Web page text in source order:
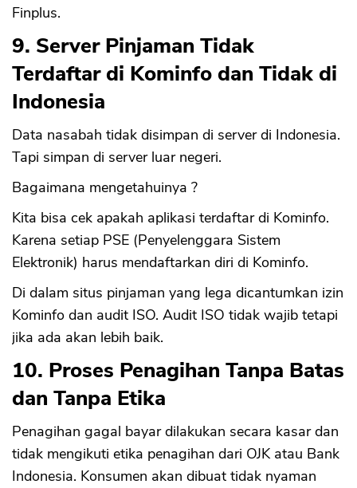
Finplus.
9. Server Pinjaman Tidak
Terdaftar di Kominfo dan Tidak di
Indonesia
Data nasabah tidak disimpan di server di Indonesia.
Tapi simpan di server luar negeri.
Bagaimana mengetahuinya ?
Kita bisa cek apakah aplikasi terdaftar di Kominfo.
Karena setiap PSE (Penyelenggara Sistem
Elektronik) harus mendaftarkan diri di Kominfo.
Di dalam situs pinjaman yang lega dicantumkan izin
Kominfo dan audit ISO. Audit ISO tidak wajib tetapi
jika ada akan lebih baik.
10. Proses Penagihan Tanpa Batas
dan Tanpa Etika
Penagihan gagal bayar dilakukan secara kasar dan
tidak mengikuti etika penagihan dari OJK atau Bank
Indonesia. Konsumen akan dibuat tidak nyaman